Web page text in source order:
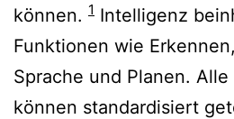
können. 1 Intelligenz
Funktionen wie
Sprache und Planen.
können standardisiert